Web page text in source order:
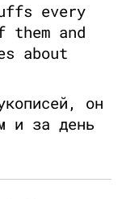
every
and
about
он
и за день